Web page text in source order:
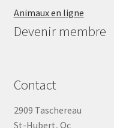
Animaux en ligne
Devenir membre
Contact
2909 Taschereau
St-Hubert, Qc